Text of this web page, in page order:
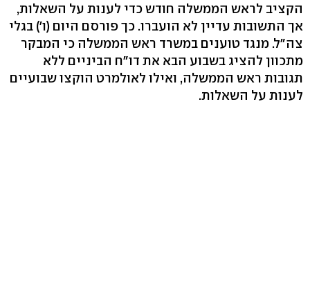
הקציב לראש הממשלה חודש כדי לענות על השאלות,
אך התשובות עדיין לא הועברו. כך פורסם היום (ו') בגלי
צה"ל. מנגד טוענים במשרד ראש הממשלה כי המבקר
מתכוון להציג בשבוע הבא את דו"ח הביניים ללא
תגובות ראש הממשלה, ואילו לאולמרט הוקצו שבועיים
לענות על השאלות.